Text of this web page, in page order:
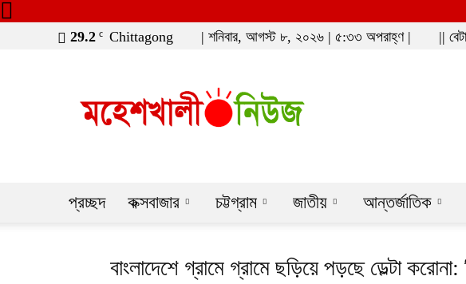
29.2 C Chittagong | শনিবার, আগস্ট ৮, ২০২৬ | ৫:৩৩ অপরাহ্ণ | ||
প্রচ্ছদ কক্সবাজার চট্টগ্রাম জাতীয় আন্তর্জাতিক
বাংলাদেশে গ্রামে গ্রামে ছড়িয়ে পড়ছে ডেল্টা